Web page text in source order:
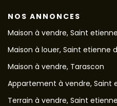
NOS ANNONCES
Maison à vendre, Saint
Maison à louer, Saint etienne
Maison à vendre, Tarascon
Appartement à vendre, Saint
Terrain à vendre, Saint